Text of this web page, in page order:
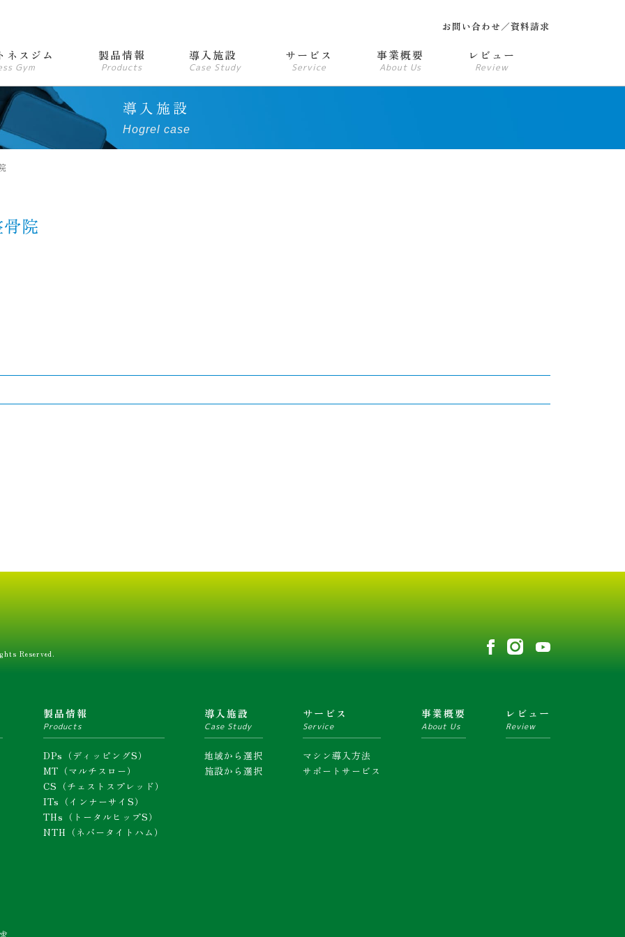
お問い合わせ／資料請求
ネスジム
Gym
製品情報
Products
導入施設
Case Study
サービス
Service
事業概要
About Us
レビュー
Review
導入施設
Hogrel case
院
Reserved.
製品情報
Products
DPs（ディッピングS）
MT（マルチスロー）
CS（チェストスプレッド）
ITs（インナーサイS）
THs（トータルヒップS）
NTH（ネバータイトハム）
導入施設
Case Study
地域から選択
施設から選択
サービス
Service
マシン導入方法
サポートサービス
事業概要
About Us
レビュー
Review